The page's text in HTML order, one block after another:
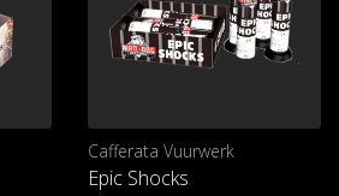
Cafferata Vuurwerk
Epic Shocks